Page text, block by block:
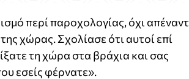
περί παροχολογίας, όχι
χώρας. Σχολίασε ότι αυτοί επί
τη χώρα στα βράχια και σας
εσείς φέρνατε».